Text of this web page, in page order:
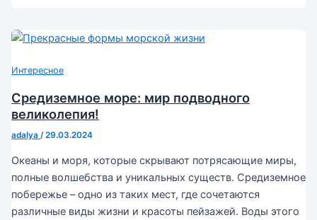
Интересное
Средиземное море: мир подводного
великолепия!
adalya /29.03.2024
Океаны и моря, которые скрывают потрясающие миры,
полные волшебства и уникальных существ. Средиземное
побережье – одно из таких мест, где сочетаются
различные виды жизни и красоты пейзажей. Воды этого